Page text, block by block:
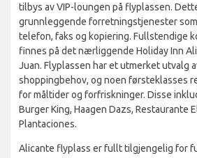
tilbys av VIP-loungen på flyplassen.
grunnleggende forretningstjenester
telefon, faks og kopiering. Fullstendige
finnes på det nærliggende Holiday Inn
Juan. Flyplassen har et utmerket utvalg
shoppingbehov, og noen førsteklasses
for måltider og forfriskninger. Disse
Burger King, Haagen Dazs, Restaurante
Plantaciones.
Alicante flyplass er fullt tilgjengelig for